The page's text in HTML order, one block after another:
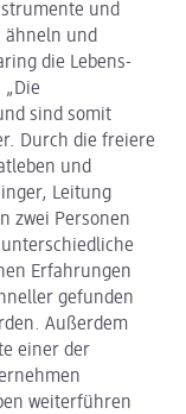
und
ähneln und
die Lebens-
sind somit
Durch die freiere
und
Leitung
zwei Personen
Erfahrungen
gefunden
Außerdem
einer der
weiterführen